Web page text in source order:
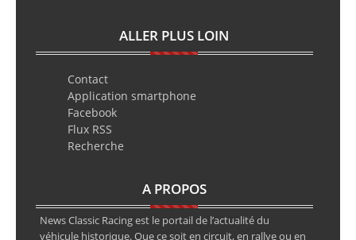
ALLER PLUS LOIN
Contact
Application smartphone
Facebook
Flux RSS
Recherche
A PROPOS
News Classic Racing est le portail de l’actualité du
véhicule historique. Que ce soit en circuit, en rallye ou en